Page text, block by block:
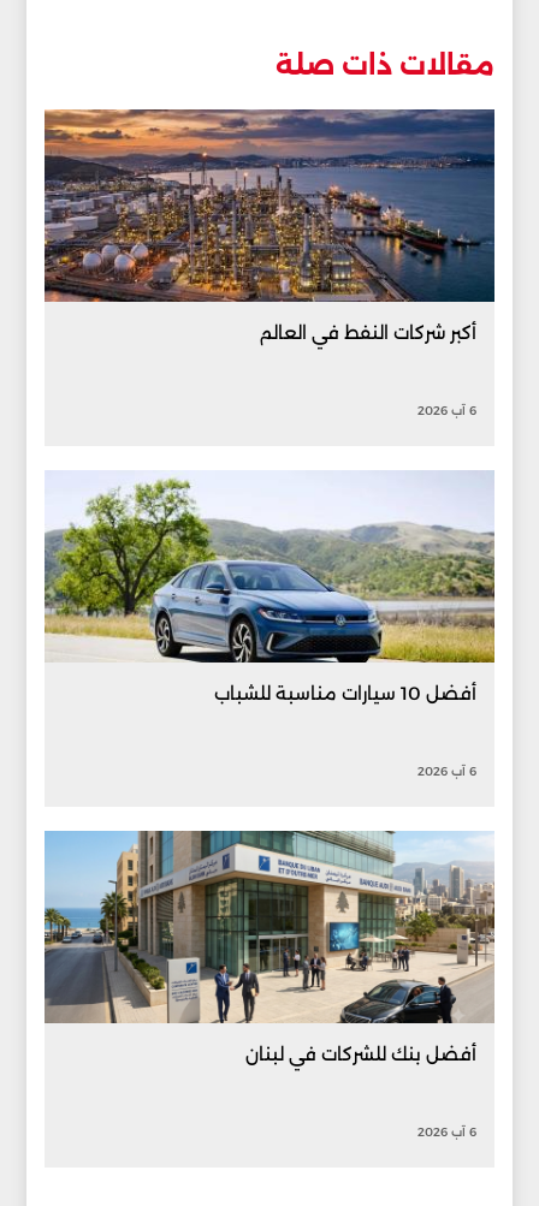
مقالات ذات صلة
أكبر شركات النفط في العالم
6 آب 2026
أفضل 10 سيارات مناسبة للشباب
6 آب 2026
أفضل بنك للشركات في لبنان
6 آب 2026